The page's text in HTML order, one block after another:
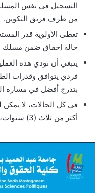
التسجيل في نفس
من طرف فريق التكوين.
تعطى الأولوية قدر
حالة إخفاق ضمن مسلك
ينبغي أن تؤدي هذه
فردي يتوافق وقدرات
بتدرج أفضل في مساره
في كل الحالات، لا
أكثر من ثلاث (3) سنوات، حتى في حالة إعادة توجيهه.